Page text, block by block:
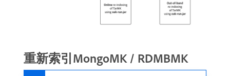
重新索引MongoMK / RDMBMK